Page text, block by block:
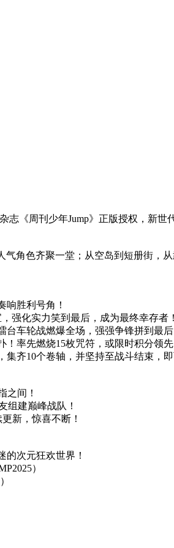
志《周刊少年Jump》正版授权，新
气角色齐聚一堂；从空岛到短册街
胜利号角！
强化实力笑到最后，成为最终幸存者！
车轮战燃爆全场，强强争锋拼到最后
率先燃烧15枚咒符，或限时积分领先
齐10个卷轴，并坚持至战斗结束，即
之间！
组建巅峰战队！
新，惊喜不断！
的次元狂欢世界！
）